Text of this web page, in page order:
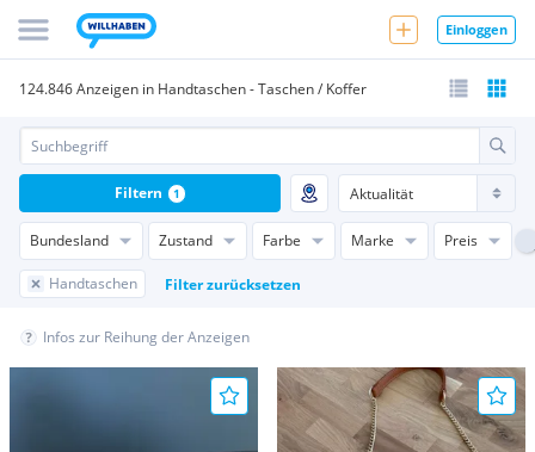
Einloggen
124.846 Anzeigen in Handtaschen - Taschen / Koffer
Bundesland Zustand Farbe Marke Preis
Handtaschen Filter zurücksetzen
Filtern 1
Infos zur Reihung der Anzeigen